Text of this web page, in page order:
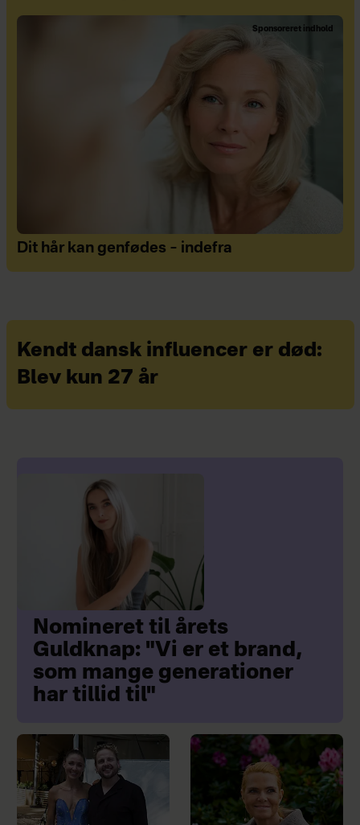
Sponsoreret indhold
Dit hår kan genfødes – indefra
Kendt dansk influencer er død:
Blev kun 27 år
Nomineret til årets
Guldknap: "Vi er et brand,
som mange generationer
har tillid til"